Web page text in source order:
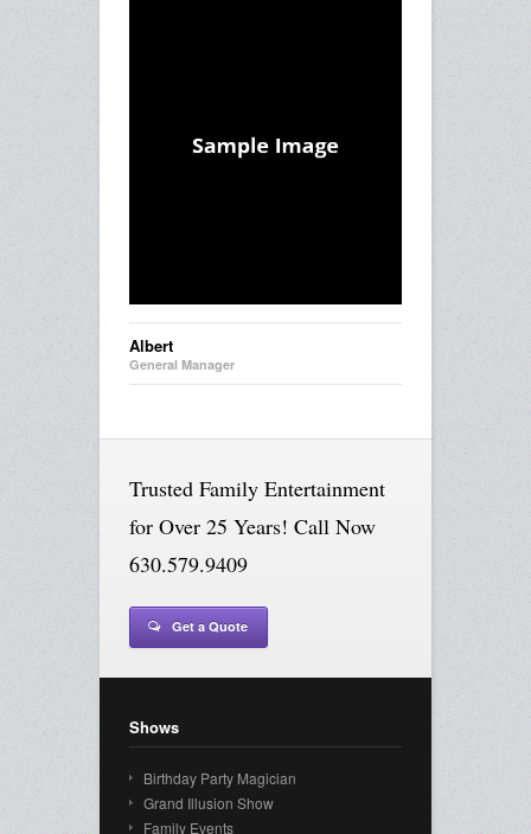
Albert
General Manager
Trusted Family Entertainment
for Over 25 Years! Call Now
630.579.9409
Get a Quote
Shows
Birthday Party Magician
Grand Illusion Show
Family Events